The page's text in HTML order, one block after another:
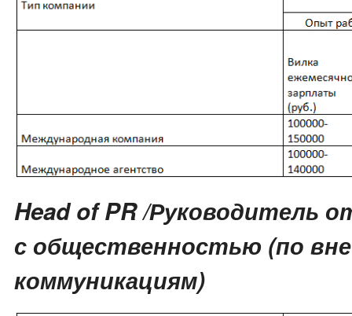
Head of PR /Руководитель
с общественностью (по
коммуникациям)